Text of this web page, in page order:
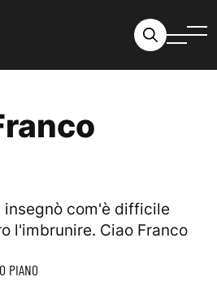
insegnò com'è difficile
l'imbrunire. Ciao Franco
PIANO